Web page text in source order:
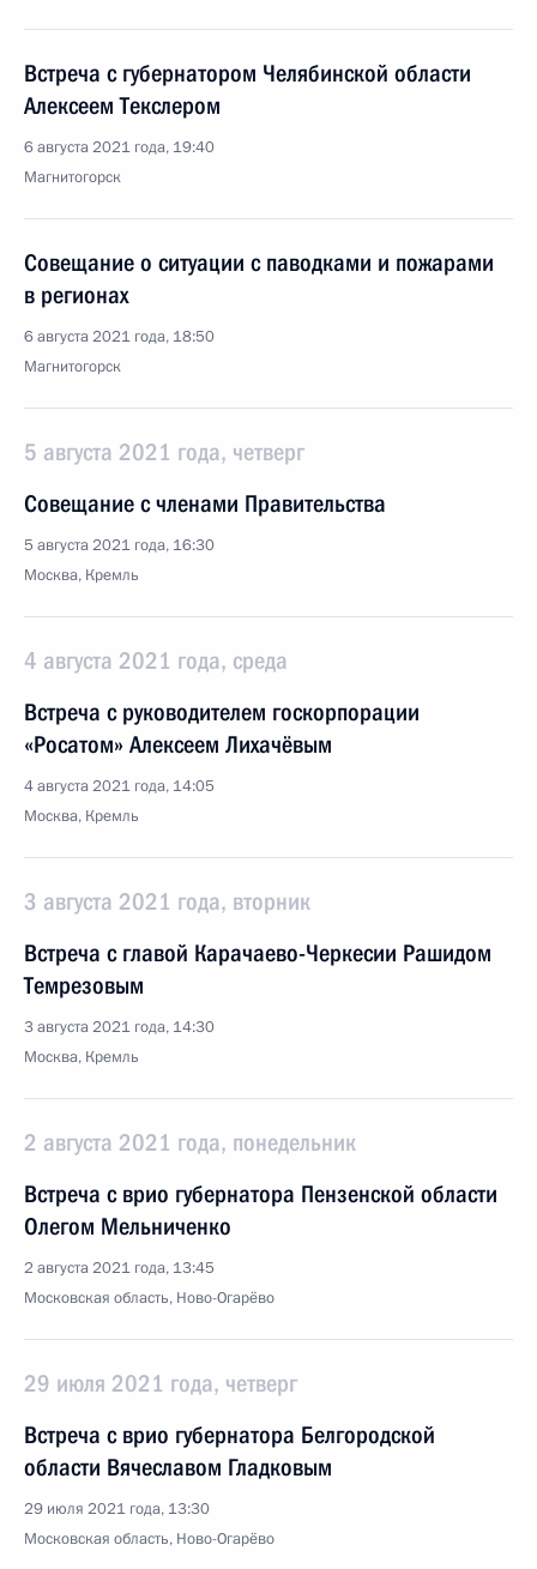
Встреча с губернатором Челябинской области
Алексеем Текслером
6 августа 2021 года, 19:40
Магнитогорск
Совещание о ситуации с паводками и пожарами
в регионах
6 августа 2021 года, 18:50
Магнитогорск
5 августа 2021 года, четверг
Совещание с членами Правительства
5 августа 2021 года, 16:30
Москва, Кремль
4 августа 2021 года, среда
Встреча с руководителем госкорпорации
«Росатом» Алексеем Лихачёвым
4 августа 2021 года, 14:05
Москва, Кремль
3 августа 2021 года, вторник
Встреча с главой Карачаево-Черкесии Рашидом
Темрезовым
3 августа 2021 года, 14:30
Москва, Кремль
2 августа 2021 года, понедельник
Встреча с врио губернатора Пензенской области
Олегом Мельниченко
2 августа 2021 года, 13:45
Московская область, Ново-Огарёво
29 июля 2021 года, четверг
Встреча с врио губернатора Белгородской
области Вячеславом Гладковым
29 июля 2021 года, 13:30
Московская область, Ново-Огарёво